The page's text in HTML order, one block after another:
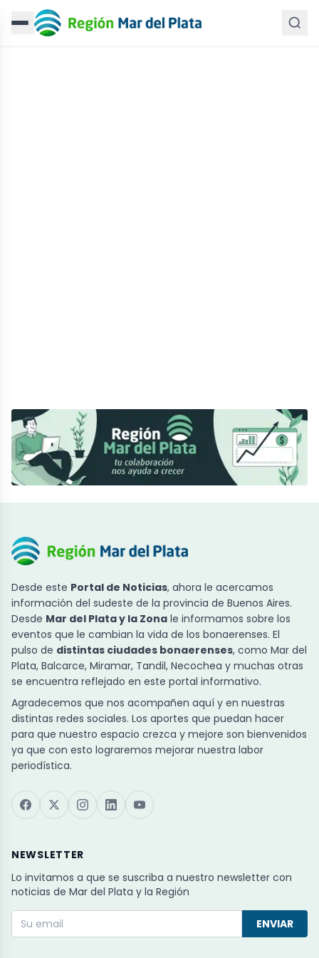
Desde este Portal de Noticias, ahora le acercamos
información del sudeste de la provincia de Buenos Aires.
Desde Mar del Plata y la Zona le informamos sobre los
eventos que le cambian la vida de los bonaerenses. El
pulso de distintas ciudades bonaerenses, como Mar del
Plata, Balcarce, Miramar, Tandil, Necochea y muchas otras
se encuentra reflejado en este portal informativo.
Agradecemos que nos acompañen aquí y en nuestras
distintas redes sociales. Los aportes que puedan hacer
para que nuestro espacio crezca y mejore son bienvenidos
ya que con esto lograremos mejorar nuestra labor
periodística.
NEWSLETTER
Lo invitamos a que se suscriba a nuestro newsletter con
noticias de Mar del Plata y la Región
ENVIAR